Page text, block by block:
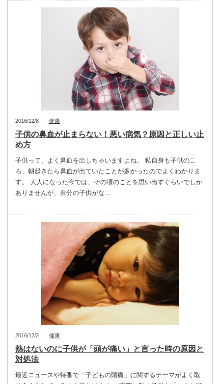
2016/12/8 健康
子供の鼻血が止まらない！悪い病気？原因と正しい止
め方
子供って、よく鼻血を出しちゃいますよね。 私自身も子供のこ
ろ、朝起きたら鼻血が出ていたことが多かったのでよくわかりま
す。 大人になった今では、その頃のことを思い出すぐらいでしか
ありませんが、自分の子供がな…
2016/12/2 健康
熱はないのに子供が「頭が痛い」と言った時の原因と
対処法
最近ニュースや特番で「子どもの頭痛」に関するテーマがよく取